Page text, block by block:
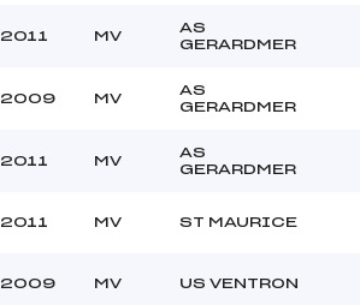
2011 MV
AS
GERARDMER
2009 MV
AS
GERARDMER
2011 MV
AS
GERARDMER
2011 MV ST MAURICE
2009 MV US VENTRON